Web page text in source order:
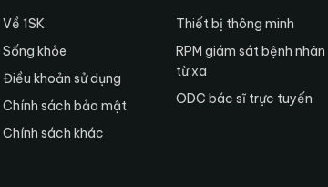
Về 1SK
Sống khỏe
Điều khoản sử dụng
Chính sách bảo mật
Chính sách khác
Thiết bị thông minh
RPM giám sát bệnh nhân
từ xa
ODC bác sĩ trực tuyến